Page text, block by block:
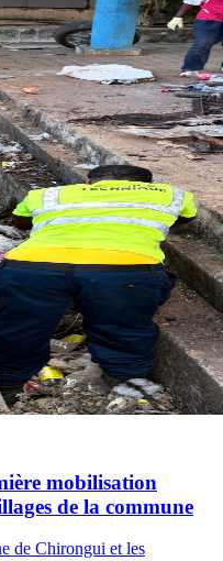
mobilisation
de la commune
de Chirongui et les